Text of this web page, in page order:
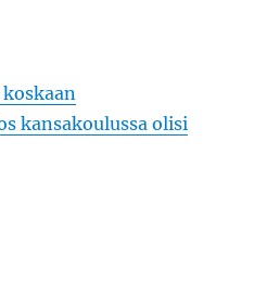
koskaan
kansakoulussa olisi